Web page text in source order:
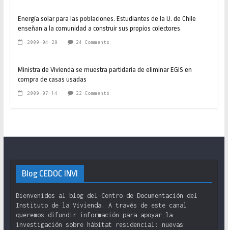
Energía solar para las poblaciones. Estudiantes de la U. de Chile
enseñan a la comunidad a construir sus propios colectores
2009-04-29 24 Comments
Ministra de Vivienda se muestra partidaria de eliminar EGIS en
compra de casas usadas
2009-07-14 22 Comments
Blog CEDOC INVI
Bienvenidos al blog del Centro de Documentación del
Instituto de la Vivienda. A través de este canal
queremos difundir información para apoyar la
investigación sobre hábitat residencial: nuevas